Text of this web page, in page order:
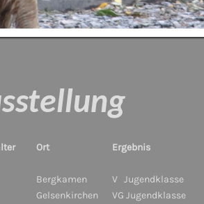
Ort Ergebnis
Bergkamen
V Jugendklasse
Gelsenkirchen VG Jugendklasse